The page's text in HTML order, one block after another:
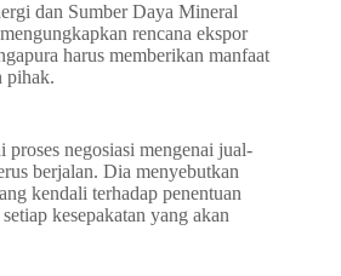
dan Sumber Daya Mineral
rencana ekspor
harus memberikan manfaat
pihak.
negosiasi mengenai jual-
berjalan. Dia menyebutkan
kendali terhadap penentuan
kesepakatan yang akan